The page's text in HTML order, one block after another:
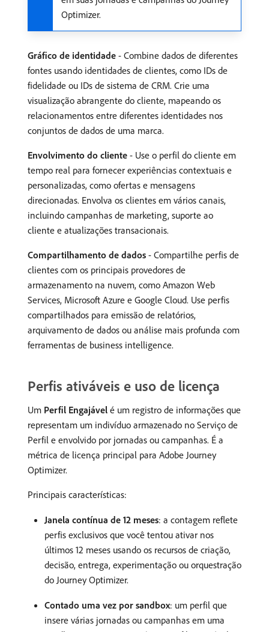
Optimizer.
Gráfico de identidade - Combine dados de diferentes
fontes usando identidades de clientes, como IDs de
fidelidade ou IDs de sistema de CRM. ​Crie uma
visualização abrangente do cliente, mapeando os
relacionamentos entre diferentes identidades nos
conjuntos de dados de uma marca. ​
Envolvimento do cliente - Use o perfil do cliente em
tempo real para fornecer experiências contextuais e
personalizadas, como ofertas e mensagens
direcionadas. ​Envolva os clientes em vários canais,
incluindo campanhas de marketing, suporte ao
cliente e atualizações transacionais. ​
Compartilhamento de dados - Compartilhe perfis de
clientes com os principais provedores de
armazenamento na nuvem, como Amazon Web
Services, Microsoft Azure e Google Cloud. Use perfis
compartilhados para emissão de relatórios,
arquivamento de dados ou análise mais profunda com
ferramentas de business intelligence.
Perfis ativáveis e uso de licença
Um Perfil Engajável é um registro de informações que
representam um indivíduo armazenado no Serviço de
Perfil e envolvido por jornadas ou campanhas. É a
métrica de licença principal para Adobe Journey
Optimizer.
Principais características:
Janela contínua de 12 meses: a contagem reflete
perfis exclusivos que você tentou ativar nos
últimos 12 meses usando os recursos de criação,
decisão, entrega, experimentação ou orquestração
do Journey Optimizer.
Contado uma vez por sandbox: um perfil que
insere várias jornadas ou campanhas em uma